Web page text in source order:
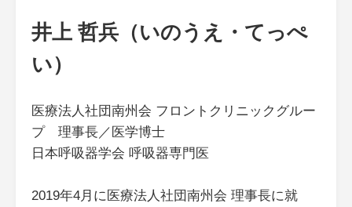
井上 哲兵（いのうえ・てっぺ
い）
医療法人社団南州会 フロントクリニックグルー
プ 理事長／医学博士
日本呼吸器学会 呼吸器専門医
2019年4月に医療法人社団南州会 理事長に就